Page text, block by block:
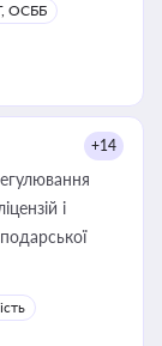
ОСББ
+14
і